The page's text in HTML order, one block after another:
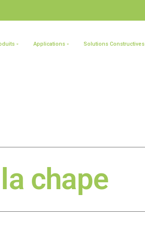
Applications Solutions Constructives
chape